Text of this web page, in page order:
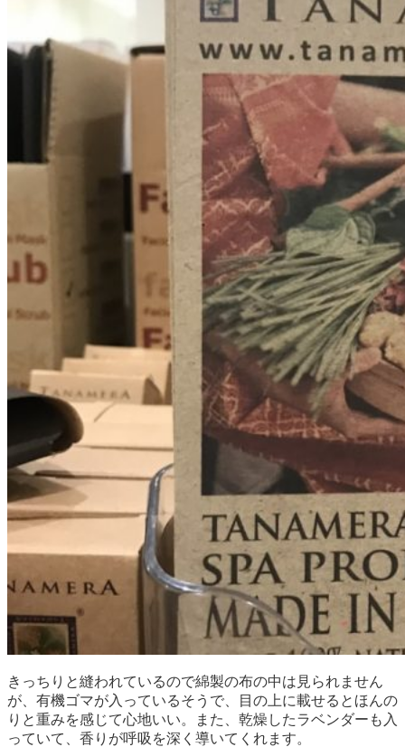
きっちりと縫われているので綿製の布の中は見られません
が、有機ゴマが入っているそうで、目の上に載せるとほんの
りと重みを感じて心地いい。また、乾燥したラベンダーも入
っていて、香りが呼吸を深く導いてくれます。